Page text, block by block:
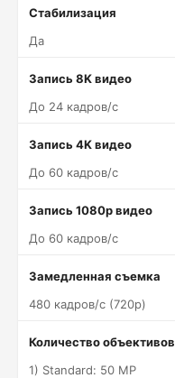
Стабилизация
Да
Запись 8K видео
До 24 кадров/c
Запись 4K видео
До 60 кадров/c
Запись 1080p видео
До 60 кадров/c
Замедленная съемка
480 кадров/c (720p)
Количество объективов
1) Standard: 50 MP